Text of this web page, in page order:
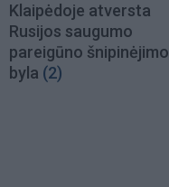
Klaipėdoje atversta
Rusijos saugumo
pareigūno šnipinėjimo
byla (2)